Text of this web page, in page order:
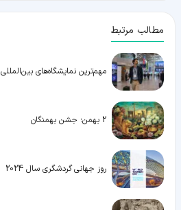
مطالب مرتبط
مهم‌ترین نمایشگاه‌های بین‌المللی 2026
2 بهمن؛ جشن بهمنگان
روز جهانی گردشگری سال 2024